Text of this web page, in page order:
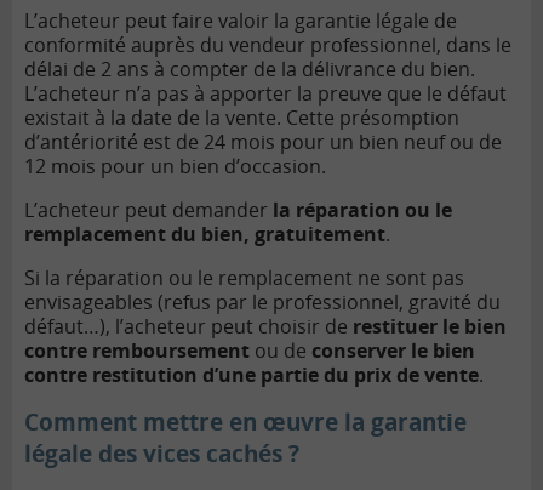
L’acheteur peut faire valoir la garantie légale de
conformité auprès du vendeur professionnel, dans le
délai de 2 ans à compter de la délivrance du bien.
L’acheteur n’a pas à apporter la preuve que le défaut
existait à la date de la vente. Cette présomption
d’antériorité est de 24 mois pour un bien neuf ou de
12 mois pour un bien d’occasion.
L’acheteur peut demander la réparation ou le
remplacement du bien, gratuitement.
Si la réparation ou le remplacement ne sont pas
envisageables (refus par le professionnel, gravité du
défaut…), l’acheteur peut choisir de restituer le bien
contre remboursement ou de conserver le bien
contre restitution d’une partie du prix de vente.
Comment mettre en œuvre la garantie
légale des vices cachés ?